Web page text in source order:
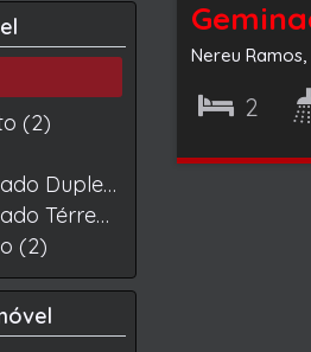
(2)
Casa Geminado Duplex (1)
Casa Geminado Térreo (1)
(2)
Nereu Ramos,
2